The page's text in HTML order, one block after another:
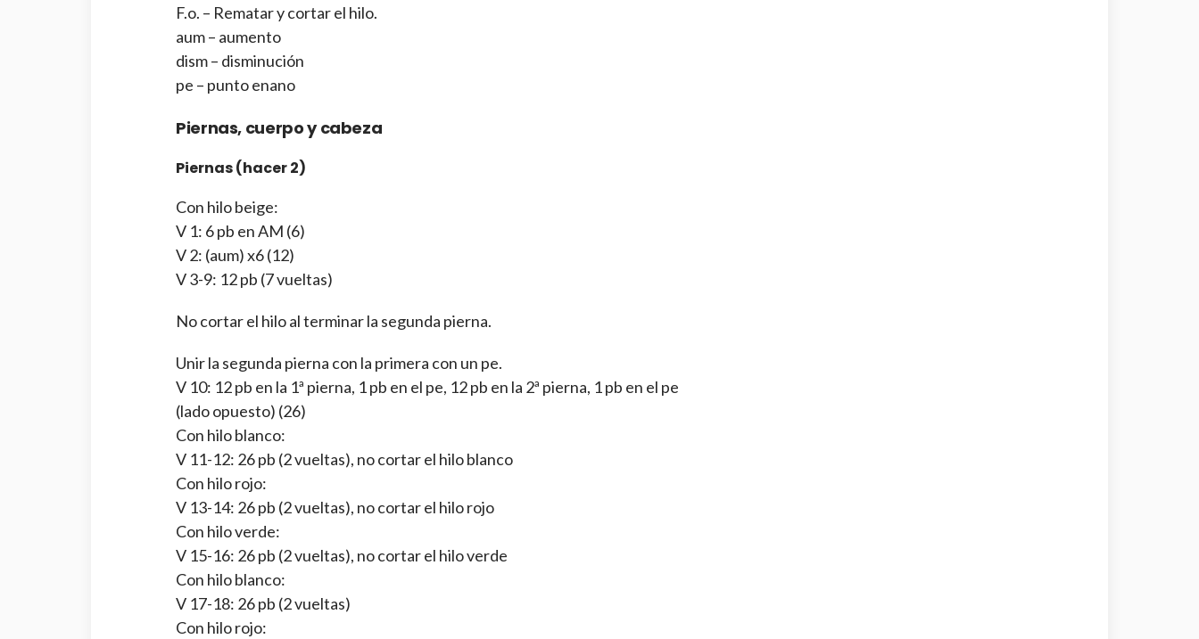
F.o. – Rematar y cortar el hilo.
aum – aumento
dism – disminución
pe – punto enano
Piernas, cuerpo y cabeza
Piernas (hacer 2)
Con hilo beige:
V 1: 6 pb en AM (6)
V 2: (aum) x6 (12)
V 3-9: 12 pb (7 vueltas)
No cortar el hilo al terminar la segunda pierna.
Unir la segunda pierna con la primera con un pe.
V 10: 12 pb en la 1ª pierna, 1 pb en el pe, 12 pb en la 2ª pierna, 1 pb en el pe
(lado opuesto) (26)
Con hilo blanco:
V 11-12: 26 pb (2 vueltas), no cortar el hilo blanco
Con hilo rojo:
V 13-14: 26 pb (2 vueltas), no cortar el hilo rojo
Con hilo verde:
V 15-16: 26 pb (2 vueltas), no cortar el hilo verde
Con hilo blanco:
V 17-18: 26 pb (2 vueltas)
Con hilo rojo: